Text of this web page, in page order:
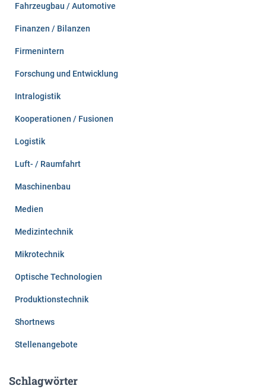
Fahrzeugbau / Automotive
Finanzen / Bilanzen
Firmenintern
Forschung und Entwicklung
Intralogistik
Kooperationen / Fusionen
Logistik
Luft- / Raumfahrt
Maschinenbau
Medien
Medizintechnik
Mikrotechnik
Optische Technologien
Produktionstechnik
Shortnews
Stellenangebote
Schlagwörter